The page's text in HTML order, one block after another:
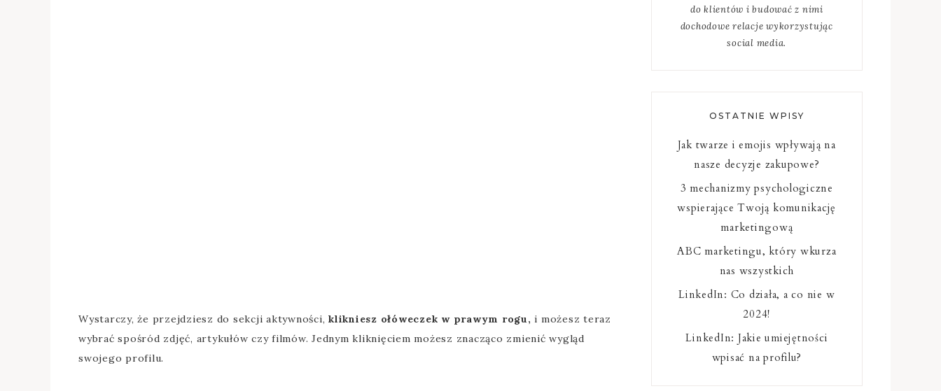
Wystarczy, że przejdziesz do sekcji aktywności, klikniesz ołóweczek w prawym rogu, i możesz teraz
wybrać spośród zdjęć, artykułów czy filmów. Jednym kliknięciem możesz znacząco zmienić wygląd
swojego profilu.
do klientów i budować z nimi
dochodowe relacje wykorzystując
social media.
OSTATNIE WPISY
Jak twarze i emojis wpływają na
nasze decyzje zakupowe?
3 mechanizmy psychologiczne
wspierające Twoją komunikację
marketingową
ABC marketingu, który wkurza
nas wszystkich
LinkedIn: Co działa, a co nie w
2024!
LinkedIn: Jakie umiejętności
wpisać na profilu?